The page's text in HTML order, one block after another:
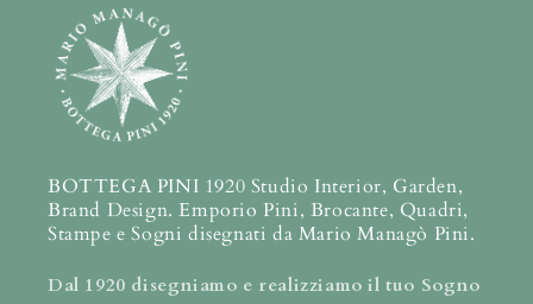
BOTTEGA PINI 1920 Studio Interior, Garden,
Brand Design. Emporio Pini, Brocante, Quadri,
Stampe e Sogni disegnati da Mario Managò Pini.
Dal 1920 disegniamo e realizziamo il tuo Sogno